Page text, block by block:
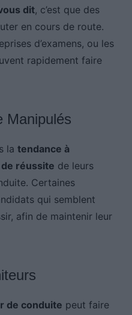
dit, c’est que des
en cours de route.
d’examens, ou les
rapidement faire
Manipulés
la tendance à
réussite de leurs
Certaines
qui semblent
afin de maintenir leur
de conduite peut faire